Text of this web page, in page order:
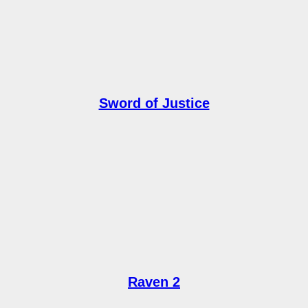
Sword of Justice
Raven 2